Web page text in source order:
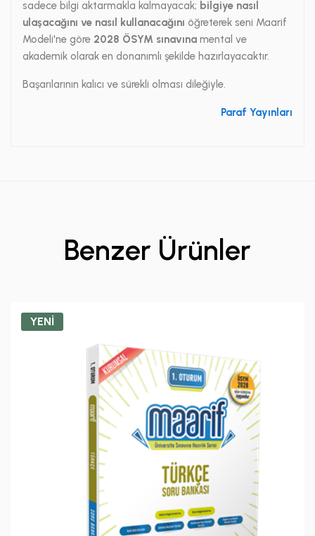
sadece bilgi aktarmakla kalmayacak; bilgiye nasıl
ulaşacağını ve nasıl kullanacağını öğreterek seni Maarif
Modeli'ne göre 2028 ÖSYM sınavına mental ve
akademik olarak en donanımlı şekilde hazırlayacaktır.
Başarılarının kalıcı ve sürekli olması dileğiyle.
Paraf Yayınları
Benzer Ürünler
YENİ